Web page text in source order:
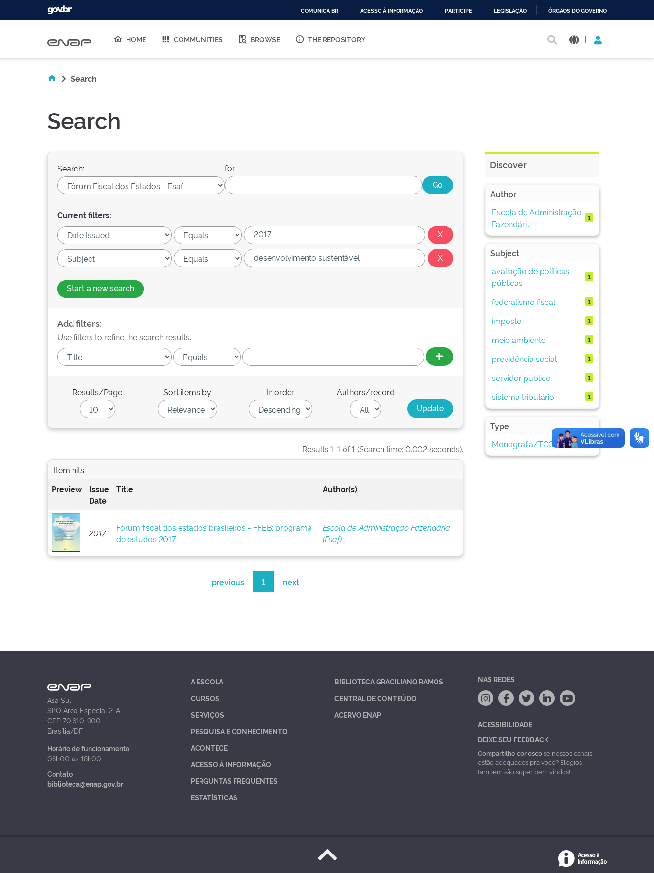
O
COMUNICA BR ACESSO À INFORMAÇÃO PARTICIPE LEGISLAÇÃO ÓRGÃOS DO GOVERNO
HOME COMMUNITIES BROWSE THE REPOSITORY |
Search
Search
Search: for
Current filters:
Start a new search
Add filters:
Use filters to refine the search results.
Results/Page Sort items by In order Authors/record
Results 1-1 of 1 (Search time: 0.002 seconds).
Item hits:
Preview
Issue
Date
Title Author(s)
2017
Fórum fiscal dos estados brasileiros - FFEB: programa
de estudos 2017
Escola de Administração Fazendária
(Esaf)
previous 1 next
Discover
Author
Escola de Administração
Fazendári...
1
Subject
avaliação de políticas
públicas
1
federalismo fiscal 1
imposto 1
meio ambiente 1
previdência social 1
servidor público 1
sistema tributário 1
Type
Monografia/TCC
1
Asa Sul
SPO Área Especial 2-A
CEP 70.610-900
Brasília/DF
Horário de funcionamento
08h00 às 18h00
Contato
biblioteca@enap.gov.br
A ESCOLA
CURSOS
SERVIÇOS
PESQUISA E CONHECIMENTO
ACONTECE
ACESSO À INFORMAÇÃO
PERGUNTAS FREQUENTES
ESTATÍSTICAS
BIBLIOTECA GRACILIANO RAMOS
CENTRAL DE CONTEÚDO
ACERVO ENAP
NAS REDES
ACESSIBILIDADE
DEIXE SEU FEEDBACK
Compartilhe conoscose nossos canais
estão adequados pra você? Elogios
também são super bem vindos!